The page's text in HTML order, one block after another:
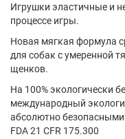
Игрушки эластичные и
процессе игры.
Новая мягкая формула
для собак с умеренной
щенков.
На 100% экологически
международный
абсолютно безопасными
FDA 21 CFR 175.300